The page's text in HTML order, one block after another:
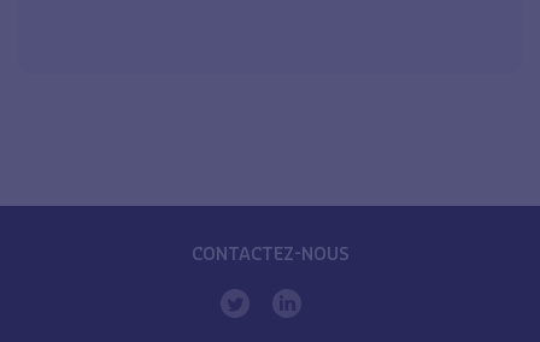
CONTACTEZ-NOUS